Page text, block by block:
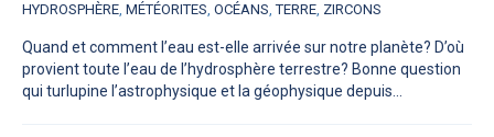
HYDROSPHÈRE, MÉTÉORITES, OCÉANS,TERRE, ZIRCONS
Quand et comment l’eau est-elle arrivée sur notre planète? D’où
provient toute l’eau de l’hydrosphère terrestre? Bonne question
qui turlupine l’astrophysique et la géophysique depuis...